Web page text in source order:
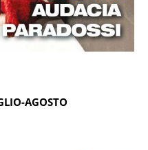
AGOSTO